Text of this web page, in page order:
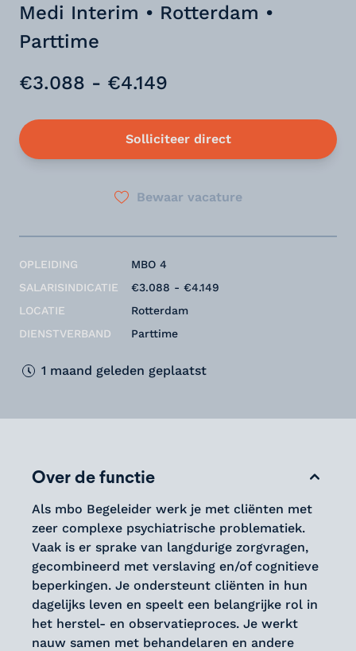
Medi Interim • Rotterdam •
Parttime
€3.088 - €4.149
Solliciteer direct
Bewaar vacature
OPLEIDING
SALARISINDICATIE
LOCATIE
DIENSTVERBAND
MBO 4
€3.088 - €4.149
Rotterdam
Parttime
1 maand geleden geplaatst
Over de functie
Als mbo Begeleider werk je met cliënten met
zeer complexe psychiatrische problematiek.
Vaak is er sprake van langdurige zorgvragen,
gecombineerd met verslaving en/of cognitieve
beperkingen. Je ondersteunt cliënten in hun
dagelijks leven en speelt een belangrijke rol in
het herstel- en observatieproces. Je werkt
nauw samen met behandelaren en andere